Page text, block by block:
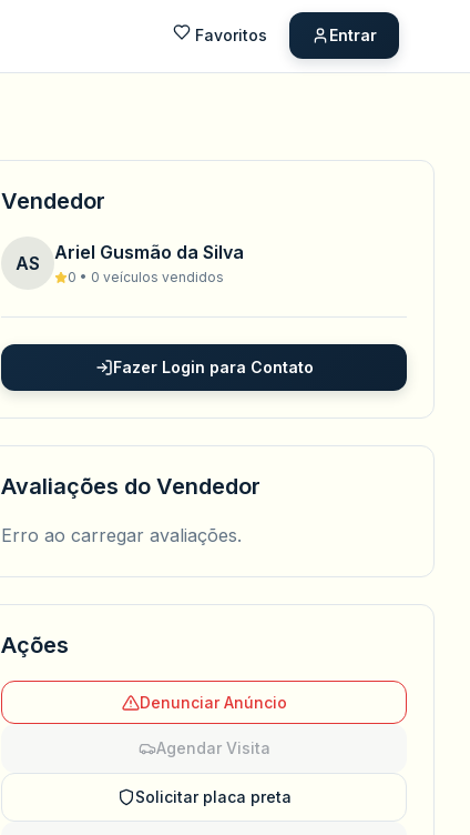
Favoritos Entrar
Vendedor
AS Ariel Gusmão da Silva
0 • 0 veículos vendidos
Fazer Login para Contato
Avaliações do Vendedor
Erro ao carregar avaliações.
Ações
Denunciar Anúncio
Agendar Visita
Solicitar placa preta